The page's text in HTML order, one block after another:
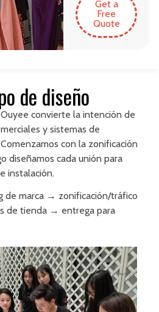
Get a
Free
Quote
de diseño
convierte la intención de
y sistemas de
con la zonificación
diseñamos cada unión para
instalación.
de marca → zonificación/tráfico
de tienda → entrega para